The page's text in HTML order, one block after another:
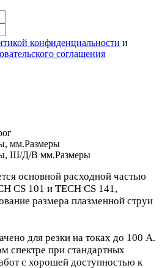
конфиденциальности и
соглашения
мм.Размеры
Ш/Д/В мм.Размеры
основной расходной частью
CS 101 и TECH CS 141,
размера плазменной струи
для резки на токах до 100 А.
спектре при стандартных
с хорошей доступностью к